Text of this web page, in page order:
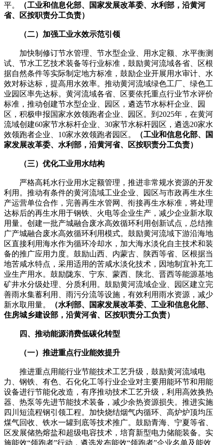
平。
（工业和信息化部、国家发展改革委、水利部，沿黄河
省、区按职责分工负责）
（二）加强工业水效示范引领
加快制修订节水管理、节水型企业、用水定额、水平衡测
试、节水工艺技术装备等行业标准，鼓励黄河流域各省、区根
据自然条件等实际制定地方标准，鼓励企业开展用水审计、水
效对标达标，提高用水效率。推动黄河流域绿色工厂、绿色工
业园区率先达标。黄河流域各省、区要依托重点行业节水评价
标准，推动创建节水型企业、园区，遴选节水标杆企业、园
区，积极申报国家水效领跑者企业、园区。到2025年，在黄河
流域创建60家节水标杆企业、30家节水标杆园区，遴选20家水
效领跑者企业、10家水效领跑者园区。
（工业和信息化部、国
家发展改革委、水利部，沿黄河省、区按职责分工负责）
（三）优化工业用水结构
严格高耗水行业用水定额管理，推进非常规水资源的开发
利用。推动有条件的黄河流域工业企业、园区与市政再生水生
产运营单位合作，完善再生水管网、衔接再生水标准，将处理
达标后的再生水用于钢铁、火电等企业生产，减少企业新水取
用量。创建一批产城融合废水高效循环利用创新试点，总结推
广产城融合废水高效循环利用模式。鼓励黄河流域下游沿海地
区直接利用海水作为循环冷却水，加大海水淡化自主技术和装
备的推广应用力度。鼓励山西、内蒙古、陕西等省、区根据当
地苦咸水特点，采用适用的苦咸水淡化技术，因地制宜补充工
业生产用水。鼓励陇东、宁东、蒙西、陕北、晋西等能源基地
矿井水分级处理、分质利用。鼓励黄河流域企业、园区建立完
善雨水集蓄利用、雨污分流等设施，有效利用雨水资源，减少
新水取用量。
（水利部、国家发展改革委、工业和信息化部、
住房城乡建设部，沿黄河省、区按职责分工负责）
四、推动能源消费低碳化转型
（一）推进重点行业能效提升
推进重点用能行业节能技术工艺升级，鼓励黄河流域电
力、钢铁、有色、石化化工等行业企业对主要用能环节和用能
设备进行节能化改造，有序推动技术工艺升级，利用高效换热
器、热泵等先进节能技术装备，减少余热资源损失。推进实施
四川短流程钢引领工程。加快烧结烟气内循环、高炉炉顶均压
煤气回收、铁水一罐到底等技术推广。鼓励青海、宁夏等省、
区发展储热熔盐和超级电容技术，培育新型电力储能装备。实
施能效“领跑者”行动，遴选发布能效“领跑者”企业名单及能效